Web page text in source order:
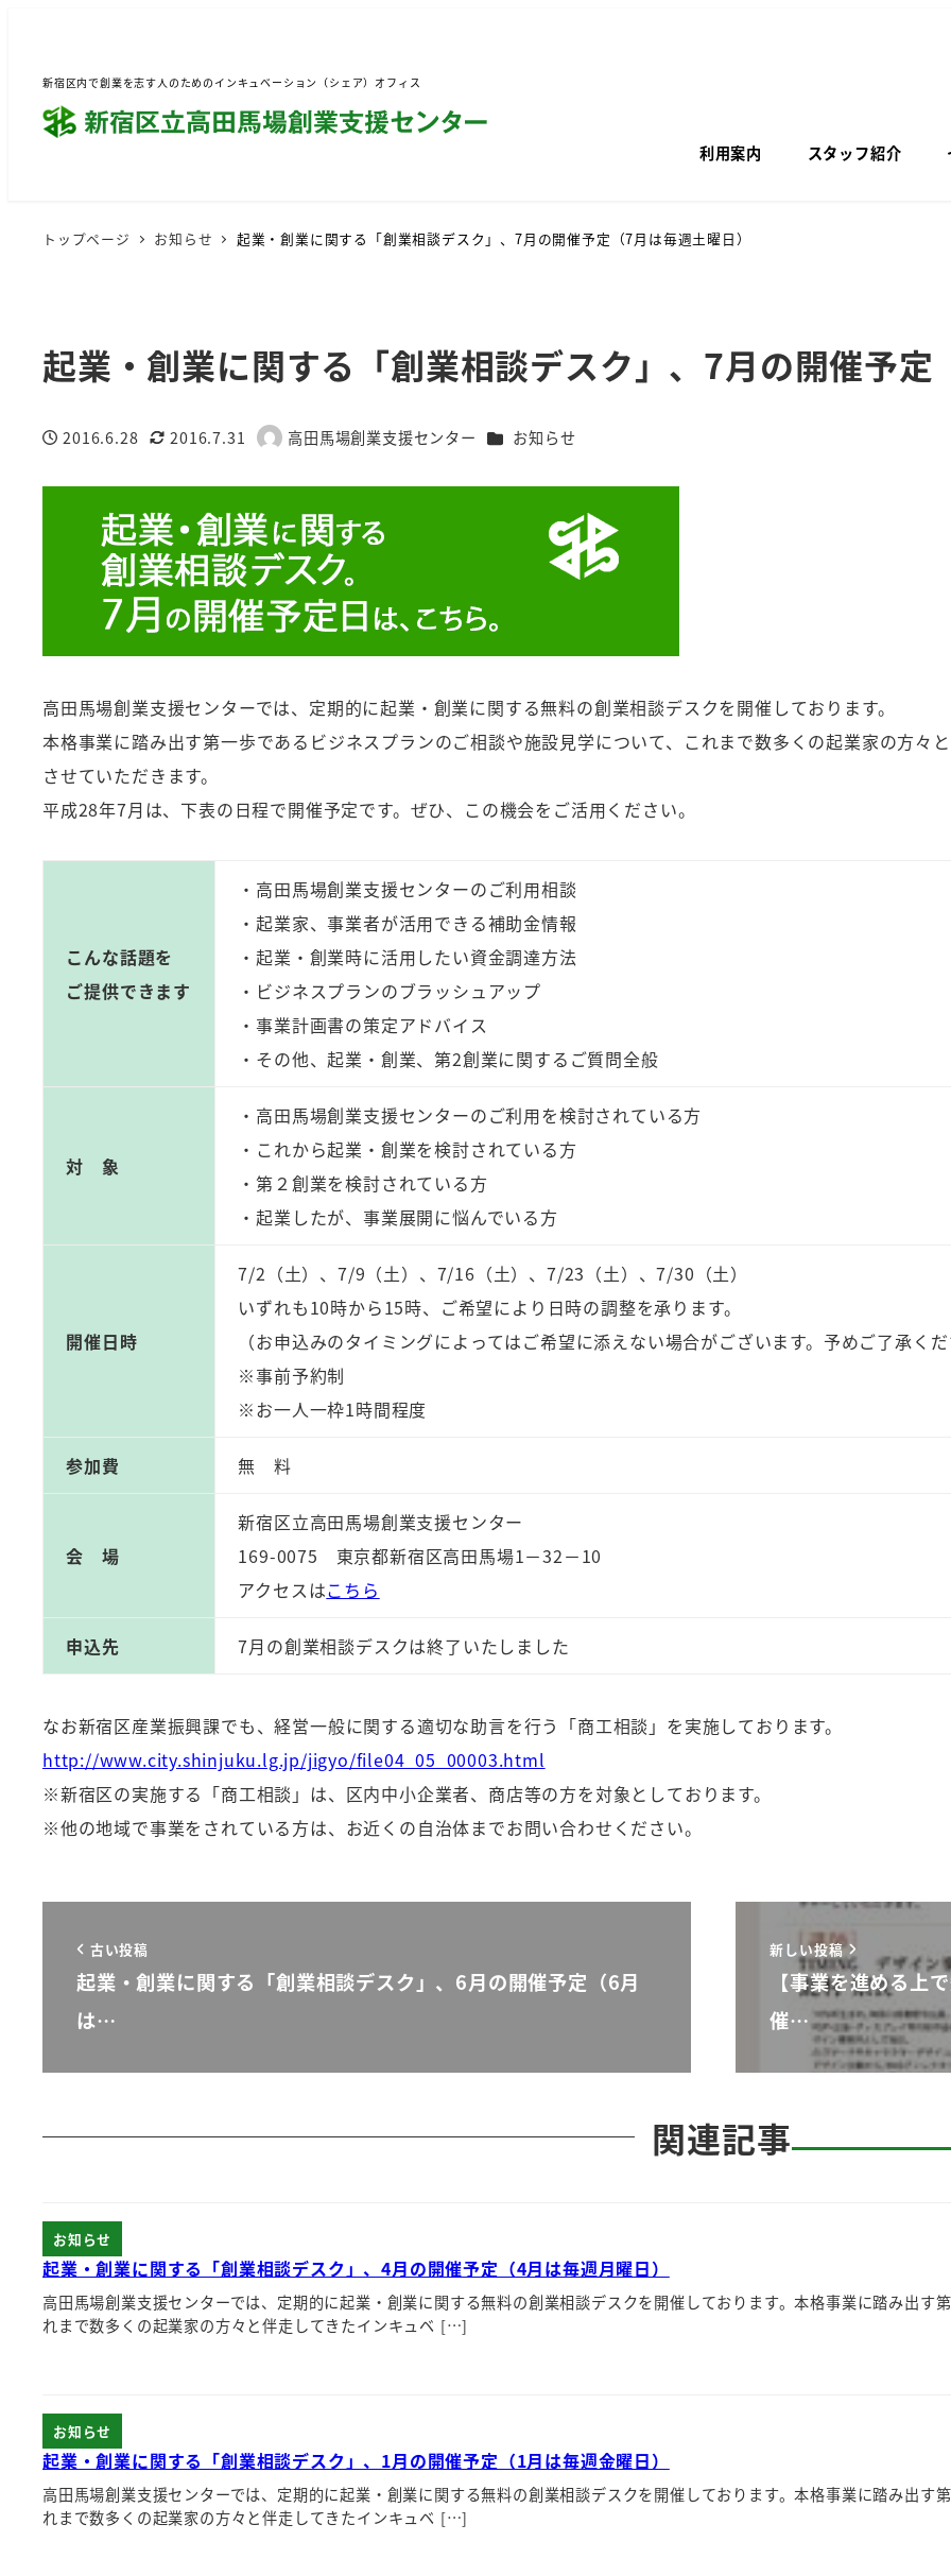
新宿区内で創業を志す人のためのインキュベーション（シェア）オフィス
利用案内 スタッフ紹介
トップページ お知らせ 起業・創業に関する「創業相談デスク」、7月の開催予定（7月は毎週土曜日）
起業・創業に関する「創業相談デスク」、7月の開催予
投稿日
2016.6.28
更新日
2016.7.31
著
高田馬場創業支援センター カテゴリー
お知らせ
高田馬場創業支援センターでは、定期的に起業・創業に関する無料の創業相談デスクを開催しております。
本格事業に踏み出す第一歩であるビジネスプランのご相談や施設見学について、これまで数多くの起業家の方々
させていただきます。
平成28年7月は、下表の日程で開催予定です。ぜひ、この機会をご活用ください。
こんな話題を
ご提供できます
・高田馬場創業支援センターのご利用相談
・起業家、事業者が活用できる補助金情報
・起業・創業時に活用したい資金調達方法
・ビジネスプランのブラッシュアップ
・事業計画書の策定アドバイス
・その他、起業・創業、第2創業に関するご質問全般
対 象
・高田馬場創業支援センターのご利用を検討されている方
・これから起業・創業を検討されている方
・第２創業を検討されている方
・起業したが、事業展開に悩んでいる方
開催日時
7/2（土）、7/9（土）、7/16（土）、7/23（土）、7/30（土）
いずれも10時から15時、ご希望により日時の調整を承ります。
（お申込みのタイミングによってはご希望に添えない場合がございます。予めご了承く
※事前予約制
※お一人一枠1時間程度
参加費 無 料
会 場
新宿区立高田馬場創業支援センター
169-0075 東京都新宿区高田馬場1－32－10
アクセスはこちら
申込先 7月の創業相談デスクは終了いたしました
なお新宿区産業振興課でも、経営一般に関する適切な助言を行う「商工相談」を実施しております。
http://www.city.shinjuku.lg.jp/jigyo/file04_05_00003.html
※新宿区の実施する「商工相談」は、区内中小企業者、商店等の方を対象としております。
※他の地域で事業をされている方は、お近くの自治体までお問い合わせください。
古い投稿
起業・創業に関する「創業相談デスク」、6月の開催予定（6月
は…
新しい投稿
【事業を進める上
催…
関連記事
お知らせ
起業・創業に関する「創業相談デスク」、4月の開催予定（4月は毎週月曜日）
高田馬場創業支援センターでは、定期的に起業・創業に関する無料の創業相談デスクを開催しております。本格事業に踏み出す
れまで数多くの起業家の方々と伴走してきたインキュベ […]
お知らせ
起業・創業に関する「創業相談デスク」、1月の開催予定（1月は毎週金曜日）
高田馬場創業支援センターでは、定期的に起業・創業に関する無料の創業相談デスクを開催しております。本格事業に踏み出す
れまで数多くの起業家の方々と伴走してきたインキュベ […]